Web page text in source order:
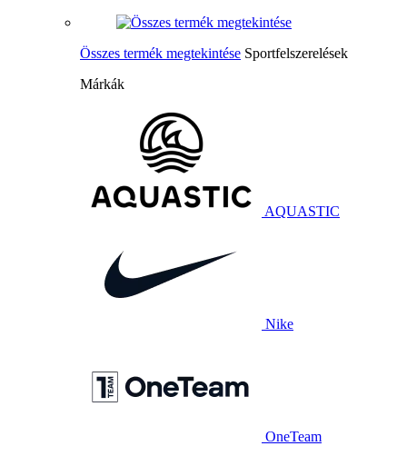
Összes termék megtekintése Sportfelszerelések
Márkák
AQUASTIC
Nike
OneTeam